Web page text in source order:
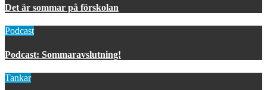
Det är sommar på förskolan
Podcast
Podcast: Sommaravslutning!
Tankar